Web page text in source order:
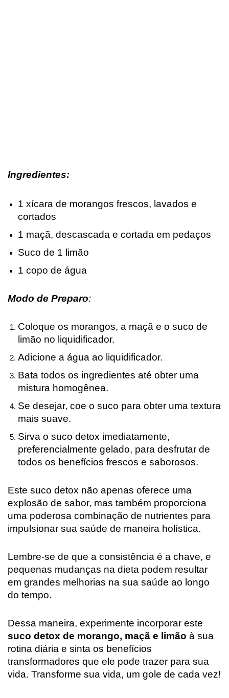
Ingredientes:
1 xícara de morangos frescos, lavados e
cortados
1 maçã, descascada e cortada em pedaços
Suco de 1 limão
1 copo de água
Modo de Preparo:
Coloque os morangos, a maçã e o suco de
limão no liquidificador.
Adicione a água ao liquidificador.
Bata todos os ingredientes até obter uma
mistura homogênea.
Se desejar, coe o suco para obter uma textura
mais suave.
Sirva o suco detox imediatamente,
preferencialmente gelado, para desfrutar de
todos os benefícios frescos e saborosos.
Este suco detox não apenas oferece uma
explosão de sabor, mas também proporciona
uma poderosa combinação de nutrientes para
impulsionar sua saúde de maneira holística.
Lembre-se de que a consistência é a chave, e
pequenas mudanças na dieta podem resultar
em grandes melhorias na sua saúde ao longo
do tempo.
Dessa maneira, experimente incorporar este
suco detox de morango, maçã e limão à sua
rotina diária e sinta os benefícios
transformadores que ele pode trazer para sua
vida. Transforme sua vida, um gole de cada vez!